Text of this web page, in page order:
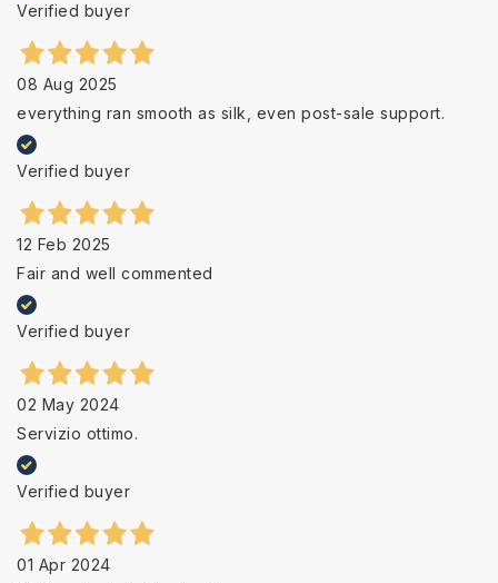
Verified buyer
08 Aug 2025
everything ran smooth as silk, even post-sale support.
Verified buyer
12 Feb 2025
Fair and well commented
Verified buyer
02 May 2024
Servizio ottimo.
Verified buyer
01 Apr 2024